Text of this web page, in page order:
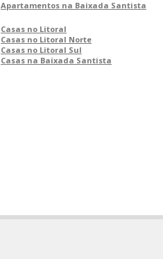
Apartamentos na Baixada Santista
Casas no Litoral
Casas no Litoral Norte
Casas no Litoral Sul
Casas na Baixada Santista